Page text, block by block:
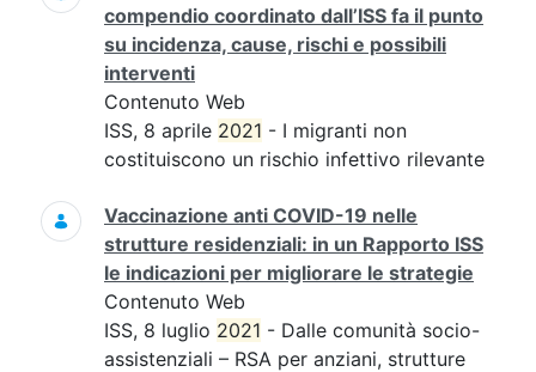
compendio coordinato dall’ISS fa il punto
su incidenza, cause, rischi e possibili
interventi
Contenuto Web
ISS, 8 aprile 2021 - I migranti non
costituiscono un rischio infettivo rilevante
Vaccinazione anti COVID-19 nelle
strutture residenziali: in un Rapporto ISS
le indicazioni per migliorare le strategie
Contenuto Web
ISS, 8 luglio 2021 - Dalle comunità socio-
assistenziali – RSA per anziani, strutture